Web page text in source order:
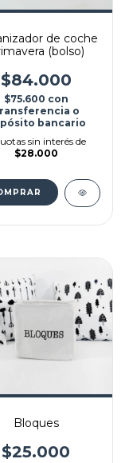
de coche
(bolso)
$84.000
$75.600 con
o
bancario
sin interés de
$28.000
Bloques
$25.000